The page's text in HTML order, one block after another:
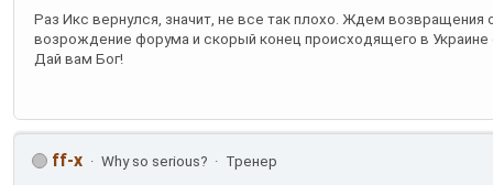
Раз Икс вернулся, значит, не все так плохо. Ждем возвращения
возрождение форума и скорый конец происходящего в Украине
Дай вам Бог!
ff-x Why so serious? Тренер